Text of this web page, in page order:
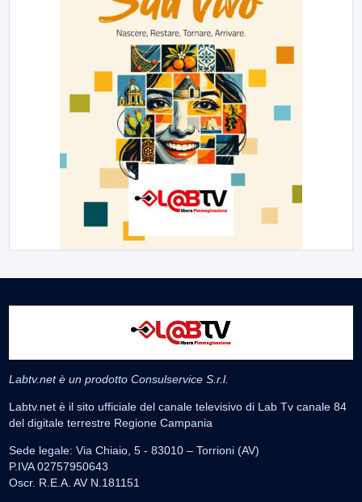
Labtv.net è un prodotto Consulservice S.r.l.
Labtv.net è il sito ufficiale del canale televisivo di Lab Tv canale 84
del digitale terrestre Regione Campania
Sede legale: Via Chiaio, 5 - 83010 – Torrioni (AV)
P.IVA 02757950643
Oscr. R.E.A. AV N.181151